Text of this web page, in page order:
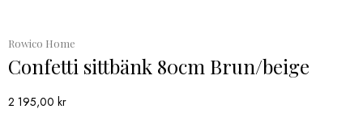
Rowico Home
Confetti sittbänk 80cm Brun/beige
2 195,00 kr